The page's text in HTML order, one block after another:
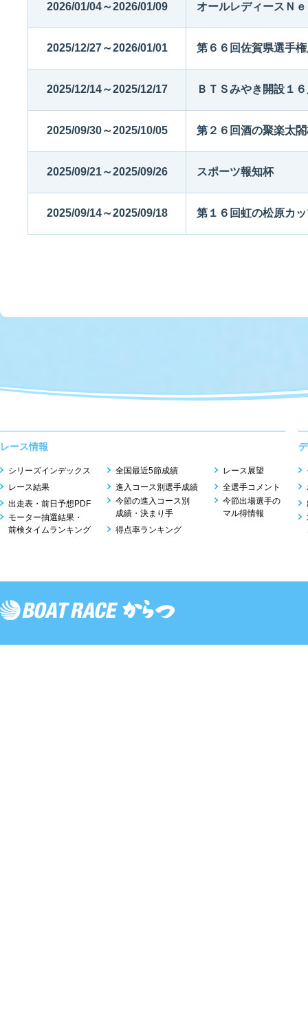
2026/01/04～2026/01/09 オールレディースＮ
2025/12/27～2026/01/01 第６６回佐賀県選手
2025/12/14～2025/12/17 ＢＴＳみやき開設１
2025/09/30～2025/10/05 第２６回酒の聚楽太
2025/09/21～2025/09/26 スポーツ報知杯
2025/09/14～2025/09/18 第１６回虹の松原カ
レース情報
シリーズインデックス
レース結果
出走表・前日予想PDF
モーター抽選結果・
前検タイムランキング
全国最近5節成績
進入コース別選手成績
今節の進入コース別
成績・決まり手
得点率ランキング
レース展望
全選手コメント
今節出場選手の
マル得情報